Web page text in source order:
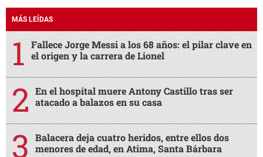
MÁS LEÍDAS
Fallece Jorge Messi a los 68 años: el pilar clave en
el origen y la carrera de Lionel
En el hospital muere Antony Castillo tras ser
atacado a balazos en su casa
Balacera deja cuatro heridos, entre ellos dos
menores de edad, en Atima, Santa Bárbara